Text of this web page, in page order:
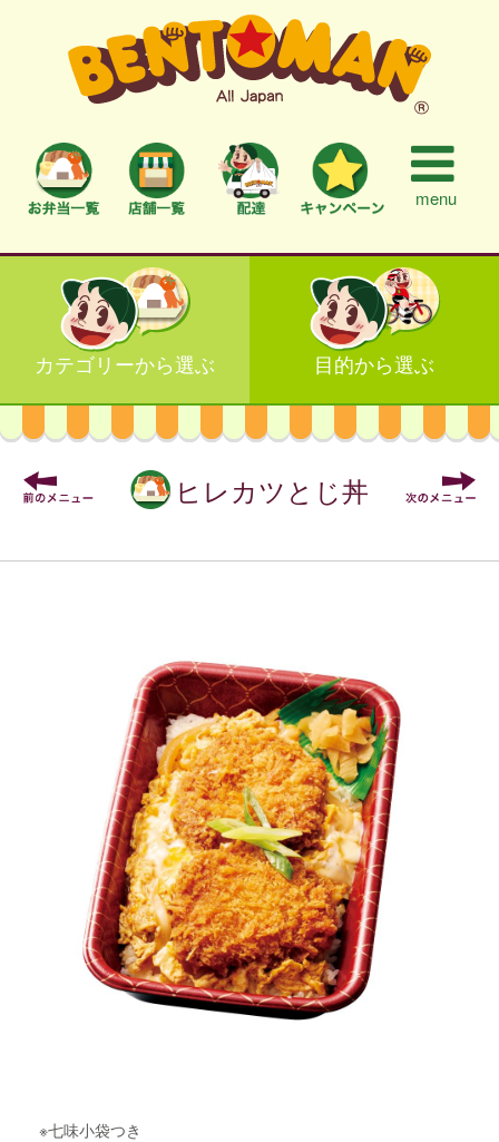
menu
カテゴリーから選ぶ 目的から選ぶ
ヒレカツとじ丼
※七味小袋つき